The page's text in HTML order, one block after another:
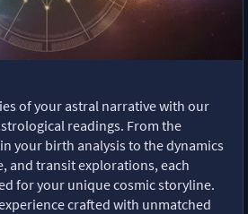
of your astral narrative with our
readings. From the
your birth analysis to the dynamics
and transit explorations, each
for your unique cosmic storyline.
crafted with unmatched